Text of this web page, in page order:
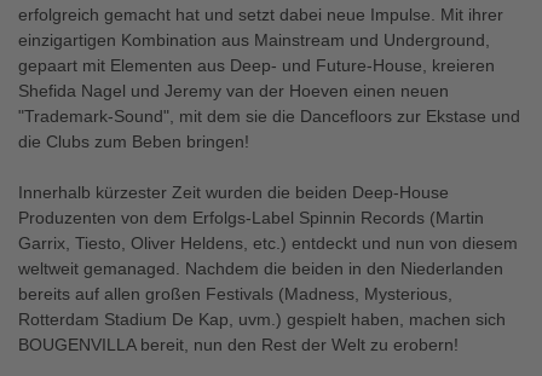
erfolgreich gemacht hat und setzt dabei neue Impulse. Mit ihrer
einzigartigen Kombination aus Mainstream und Underground,
gepaart mit Elementen aus Deep- und Future-House, kreieren
Shefida Nagel und Jeremy van der Hoeven einen neuen
"Trademark-Sound", mit dem sie die Dancefloors zur Ekstase und
die Clubs zum Beben bringen!
Innerhalb kürzester Zeit wurden die beiden Deep-House
Produzenten von dem Erfolgs-Label Spinnin Records (Martin
Garrix, Tiesto, Oliver Heldens, etc.) entdeckt und nun von diesem
weltweit gemanaged. Nachdem die beiden in den Niederlanden
bereits auf allen großen Festivals (Madness, Mysterious,
Rotterdam Stadium De Kap, uvm.) gespielt haben, machen sich
BOUGENVILLA bereit, nun den Rest der Welt zu erobern!